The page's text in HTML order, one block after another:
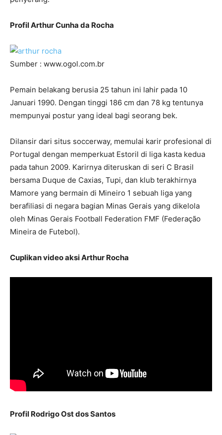
Profil Arthur Cunha da Rocha
Sumber : www.ogol.com.br
Pemain belakang berusia 25 tahun ini lahir pada 10
Januari 1990. Dengan tinggi 186 cm dan 78 kg tentunya
mempunyai postur yang ideal bagi seorang bek.
Dilansir dari situs soccerway, memulai karir profesional di
Portugal dengan memperkuat Estoril di liga kasta kedua
pada tahun 2009. Karirnya diteruskan di seri C Brasil
bersama Duque de Caxias, Tupi, dan klub terakhirnya
Mamore yang bermain di Mineiro 1 sebuah liga yang
berafiliasi di negara bagian Minas Gerais yang dikelola
oleh Minas Gerais Football Federation FMF (Federação
Mineira de Futebol).
Cuplikan video aksi Arthur Rocha
Profil Rodrigo Ost dos Santos